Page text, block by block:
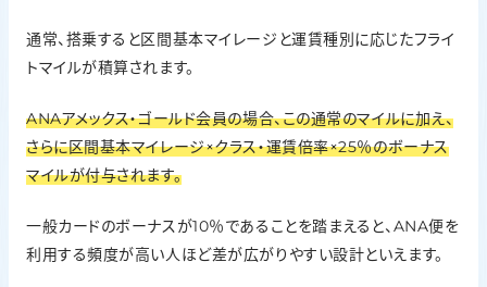
通常、搭乗すると区間基本マイレージと運賃種別に応じたフライ
トマイルが積算されます。
ANAアメックス・ゴールド会員の場合、この通常のマイルに加え、
さらに区間基本マイレージ×クラス・運賃倍率×25％のボーナス
マイルが付与されます。
一般カードのボーナスが10％であることを踏まえると、ANA便を
利用する頻度が高い人ほど差が広がりやすい設計といえます。